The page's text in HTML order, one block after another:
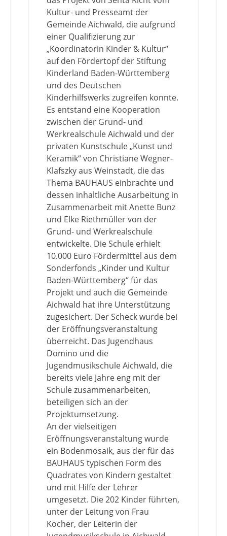
Kultur- und Presseamt der
Gemeinde Aichwald, die aufgrund
einer Qualifizierung zur
„Koordinatorin Kinder & Kultur“
auf den Fördertopf der Stiftung
Kinderland Baden-Württemberg
und des Deutschen
Kinderhilfswerks zugreifen konnte.
Es entstand eine Kooperation
zwischen der Grund- und
Werkrealschule Aichwald und der
privaten Kunstschule „Kunst und
Keramik“ von Christiane Wegner-
Klafszky aus Weinstadt, die das
Thema BAUHAUS einbrachte und
dessen inhaltliche Ausarbeitung in
Zusammenarbeit mit Anette Bunz
und Elke Riethmüller von der
Grund- und Werkrealschule
entwickelte. Die Schule erhielt
10.000 Euro Fördermittel aus dem
Sonderfonds „Kinder und Kultur
Baden-Württemberg“ für das
Projekt und auch die Gemeinde
Aichwald hat ihre Unterstützung
zugesichert. Der Scheck wurde bei
der Eröffnungsveranstaltung
überreicht. Das Jugendhaus
Domino und die
Jugendmusikschule Aichwald, die
bereits viele Jahre eng mit der
Schule zusammenarbeiten,
beteiligen sich an der
Projektumsetzung.
An der vielseitigen
Eröffnungsveranstaltung wurde
ein Bodenmosaik, aus der für das
BAUHAUS typischen Form des
Quadrates von Kindern gestaltet
und mit Hilfe der Lehrer
umgesetzt. Die 202 Kinder führten,
unter der Leitung von Frau
Kocher, der Leiterin der